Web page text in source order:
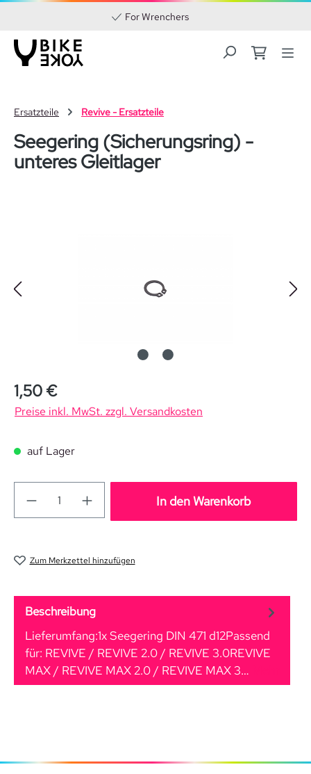
Zum Hauptinhalt springen
For Wrenchers
Ersatzteile Revive - Ersatzteile
Seegering (Sicherungsring) -
unteres Gleitlager
Regulärer Preis:
1,50 €
Preise inkl. MwSt. zzgl. Versandkosten
auf Lager
In den Warenkorb
Zum Merkzettel hinzufügen
Beschreibung
Lieferumfang:1x Seegering DIN 471 d12Passend
für: REVIVE / REVIVE 2.0 / REVIVE 3.0REVIVE
MAX / REVIVE MAX 2.0 / REVIVE MAX 3…